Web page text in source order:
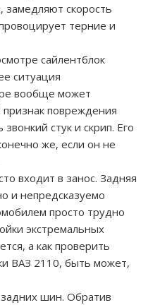
замедляют скорость
терние и
сайлентблок
ситуация
вообще может
признак повреждения
стук и скрип. Его
же, если он не
входит в занос. Задняя
и непредсказуемо
просто трудно
экстремальных
а как проверить
ВАЗ 2110, быть может,
шин. Обратив